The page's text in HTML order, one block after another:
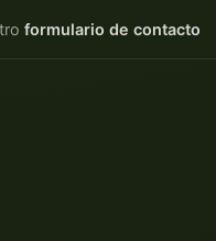
formulario de contacto